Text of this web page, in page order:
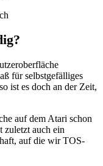
für selbstgefälliges
ist es doch an der Zeit,
auf dem Atari schon
zuletzt auch ein
auf die wir TOS-